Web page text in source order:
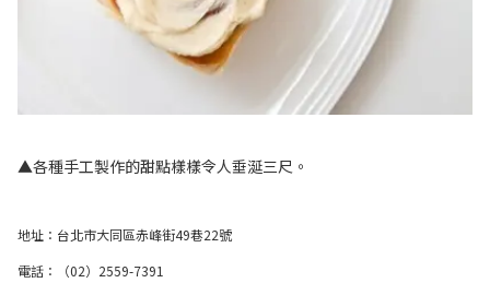
▲各種手工製作的甜點樣樣令人垂涎三尺。
地址：台北市大同區赤峰街49巷22號
電話：（02）2559-7391